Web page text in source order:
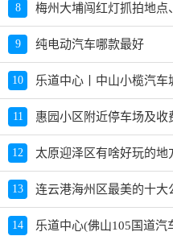
8 梅州大埔闯红灯抓拍地点
9 纯电动汽车哪款最好
10
11 惠园小区附近停车场及收
12 太原迎泽区有啥好玩的地
13
14